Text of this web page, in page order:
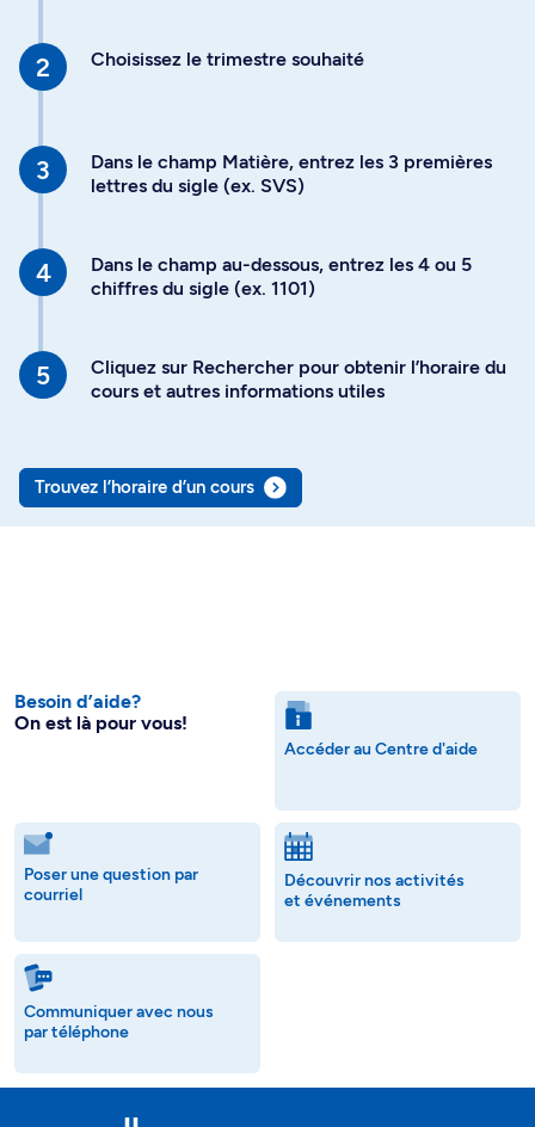
Choisissez le trimestre souhaité
Dans le champ Matière, entrez les 3 premières
lettres du sigle (ex. SVS)
Dans le champ au-dessous, entrez les 4 ou 5
chiffres du sigle (ex. 1101)
Cliquez sur Rechercher pour obtenir l’horaire du
cours et autres informations utiles
Trouvez l’horaire d’un cours
Besoin d’aide?
On est là pour vous!
Accéder au Centre d'aide
Poser une question par
courriel
Découvrir nos activités
et événements
Communiquer avec nous
par téléphone